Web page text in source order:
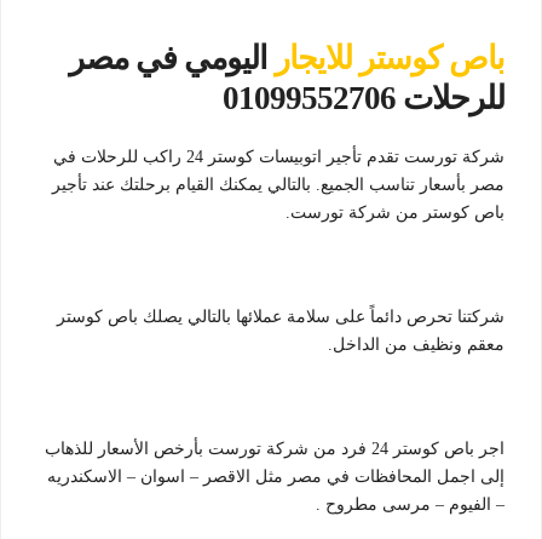
باص كوستر للايجار
اليومي في مصر
للرحلات 01099552706
شركة تورست تقدم تأجير اتوبيسات كوستر 24 راكب للرحلات في
مصر بأسعار تناسب الجميع. بالتالي يمكنك القيام برحلتك عند تأجير
باص كوستر من شركة تورست.
شركتنا تحرص دائماً على سلامة عملائها بالتالي يصلك باص كوستر
معقم ونظيف من الداخل.
اجر باص كوستر 24 فرد من شركة تورست بأرخص الأسعار للذهاب
إلى اجمل المحافظات في مصر مثل الاقصر – اسوان – الاسكندريه
– الفيوم – مرسى مطروح .